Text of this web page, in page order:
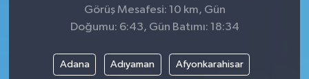
Görüş Mesafesi: 10 km, Gün
Doğumu: 6:43, Gün Batımı: 18:34
Adana Adıyaman Afyonkarahisar